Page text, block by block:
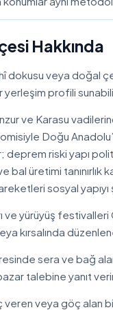
Hakkında
dokusu veya doğal
yerleşim profili
ve Karasu
Doğu
riski yapı
bal üretimi tanınırlık
sosyal yapıyı
ve yürüyüş festivalleri
kırsalında
sera ve bağ
talebine yanıt
veren veya göç alan